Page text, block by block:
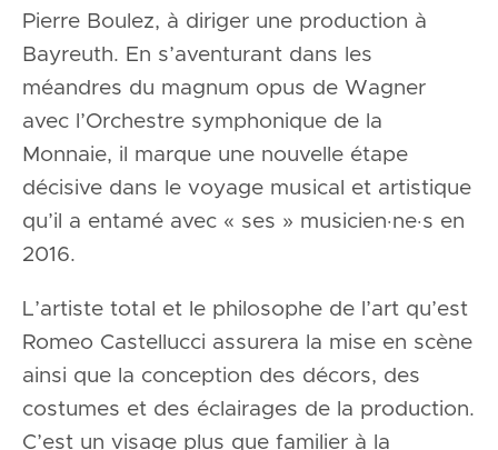
Pierre Boulez, à diriger une production à
Bayreuth. En s’aventurant dans les
méandres du magnum opus de Wagner
avec l’Orchestre symphonique de la
Monnaie, il marque une nouvelle étape
décisive dans le voyage musical et artistique
qu’il a entamé avec « ses » musicien·ne·s en
2016.
L’artiste total et le philosophe de l’art qu’est
Romeo Castellucci assurera la mise en scène
ainsi que la conception des décors, des
costumes et des éclairages de la production.
C’est un visage plus que familier à la